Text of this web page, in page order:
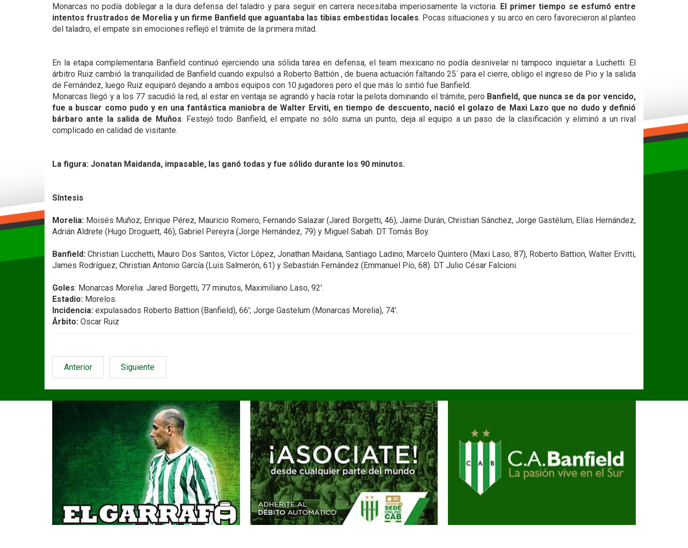
Monarcas no podía doblegar a la dura defensa del taladro y para seguir en carrera necesitaba imperiosamente la victoria. El primer tiempo se esfumó entre
intentos frustrados de Morelia y un firme Banfield que aguantaba las tibias embestidas locales. Pocas situaciones y su arco en cero favorecieron al planteo
del taladro, el empate sin emociones reflejó el trámite de la primera mitad.
En la etapa complementaria Banfield continuó ejerciendo una sólida tarea en defensa, el team mexicano no podía desnivelar ni tampoco inquietar a Luchetti. El
árbitro Ruiz cambió la tranquilidad de Banfield cuando expulsó a Roberto Battión , de buena actuación faltando 25´ para el cierre, obligo el ingreso de Pio y la salida
de Fernández, luego Ruiz equiparó dejando a ambos equipos con 10 jugadores pero el que más lo sintió fue Banfield.
Monarcas llegó y a los 77 sacudió la red, al estar en ventaja se agrandó y hacía rotar la pelota dominando el trámite, pero Banfield, que nunca se da por vencido,
fue a buscar como pudo y en una fantástica maniobra de Walter Erviti, en tiempo de descuento, nació el golazo de Maxi Lazo que no dudo y definió
bárbaro ante la salida de Muños. Festejó todo Banfield, el empate no sólo suma un punto, deja al equipo a un paso de la clasificación y eliminó a un rival
complicado en calidad de visitante.
La figura: Jonatan Maidanda, impasable, las ganó todas y fue sólido durante los 90 minutos.
Síntesis
Morelia: Moisés Muñoz, Enrique Pérez, Mauricio Romero, Fernando Salazar (Jared Borgetti, 46), Jaime Durán, Christian Sánchez, Jorge Gastélum, Elías Hernández,
Adrián Aldrete (Hugo Droguett, 46), Gabriel Pereyra (Jorge Hernández, 79) y Miguel Sabah. DT Tomás Boy.
Banfield: Christian Lucchetti, Mauro Dos Santos, Víctor López, Jonathan Maidana, Santiago Ladino; Marcelo Quintero (Maxi Laso, 87), Roberto Battion, Walter Ervitti,
James Rodríguez; Christian Antonio García (Luis Salmerón, 61) y Sebastián Fernández (Emmanuel Pío, 68). DT Julio César Falcioni.
Goles: Monarcas Morelia: Jared Borgetti, 77 minutos, Maximiliano Laso, 92'.
Estadio: Morelos.
Incidencia: expulasados Roberto Battion (Banfield), 66'; Jorge Gastelum (Monarcas Morelia), 74'.
Árbito: Oscar Ruiz
Anterior Siguiente